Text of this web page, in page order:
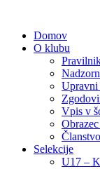
Domov
O klubu
Upravni
Vpis v
Selekcije
U17 –